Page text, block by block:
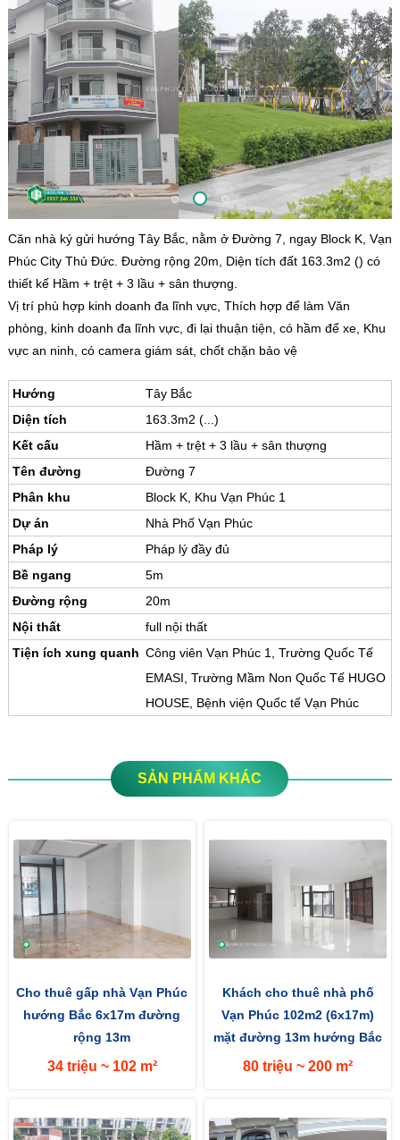
Căn nhà ký gửi hướng Tây Bắc, nằm ở Đường 7, ngay Block K, Vạn
Phúc City Thủ Đức. Đường rộng 20m, Diện tích đất 163.3m2 () có
thiết kế Hầm + trệt + 3 lầu + sân thượng.
Vị trí phù hợp kinh doanh đa lĩnh vực, Thích hợp để làm Văn
phòng, kinh doanh đa lĩnh vực, đi lại thuận tiện, có hầm để xe, Khu
vực an ninh, có camera giám sát, chốt chặn bảo vệ
Hướng
Tây Bắc
Diện tích
163.3m2 (...)
Kết cấu
Hầm + trệt + 3 lầu + sân thượng
Tên đường
Đường 7
Phân khu
Block K, Khu Vạn Phúc 1
Dự án
Nhà Phố Vạn Phúc
Pháp lý
Pháp lý đầy đủ
Bề ngang
5m
Đường rộng
20m
Nội thất
full nội thất
Tiện ích xung quanh Công viên Vạn Phúc 1, Trường Quốc Tế
EMASI, Trường Mầm Non Quốc Tế HUGO
HOUSE, Bệnh viện Quốc tế Vạn Phúc
SẢN PHẨM KHÁC
Cho thuê gấp nhà Vạn Phúc
hướng Bắc 6x17m đường
rộng 13m
34 triệu ~ 102 m²
Khách cho thuê nhà phố
Vạn Phúc 102m2 (6x17m)
mặt đường 13m hướng Bắc
80 triệu ~ 200 m²